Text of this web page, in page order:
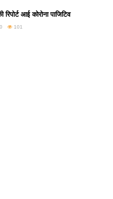
आई कोरोना पाजिटिव
101